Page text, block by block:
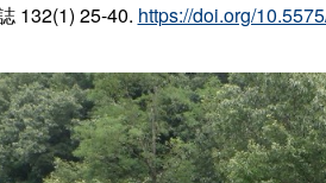
132(1) 25-40. https://doi.org/